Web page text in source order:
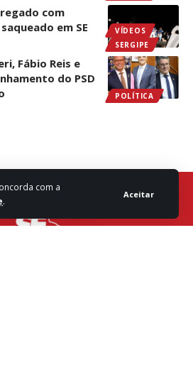
com a
.
Aceitar
VÍDEOS
SERGIPE
com
em SE
POLÍTICA
Fábio Reis e
do PSD